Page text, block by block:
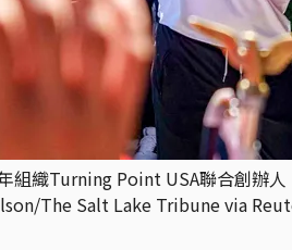
組織Turning Point USA聯合創辦
The Salt Lake Tribune via